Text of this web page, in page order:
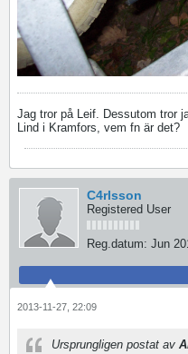
Jag tror på Leif. Dessutom tror
Lind i Kramfors, vem fn är det?
C4rlsson
Registered User
Reg.datum: Jun
2013-11-27, 22:09
Ursprungligen postat av